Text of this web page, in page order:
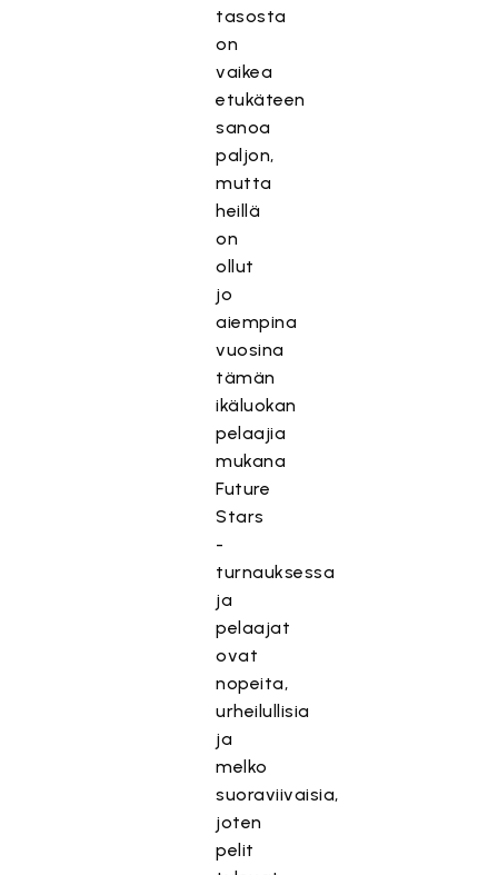
tasosta
on
vaikea
etukäteen
sanoa
paljon,
mutta
heillä
on
ollut
jo
aiempina
vuosina
tämän
ikäluokan
pelaajia
mukana
Future
Stars
-
turnauksessa
ja
pelaajat
ovat
nopeita,
urheilullisia
ja
melko
suoraviivaisia,
joten
pelit